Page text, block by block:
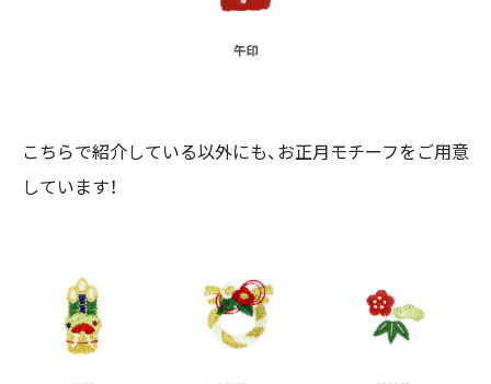
こちらで紹介している以外にも、お正月モチーフをご用意
しています！